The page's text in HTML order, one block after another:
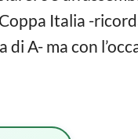
Italia -
A- ma con